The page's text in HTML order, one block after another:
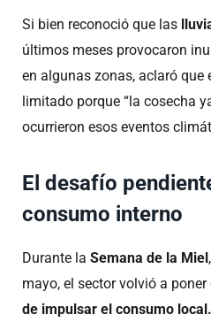
Si bien reconoció que las
últimos meses provocaron
en algunas zonas, aclaró
limitado porque “la cosecha
ocurrieron esos eventos
El desafío
consumo interno
Durante la Semana de la Miel
mayo, el sector volvió a
de impulsar el consumo local.